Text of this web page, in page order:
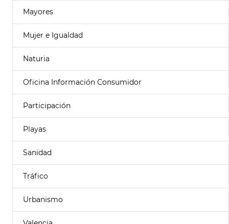
Mayores
Mujer e Igualdad
Naturia
Oficina Información Consumidor
Participación
Playas
Sanidad
Tráfico
Urbanismo